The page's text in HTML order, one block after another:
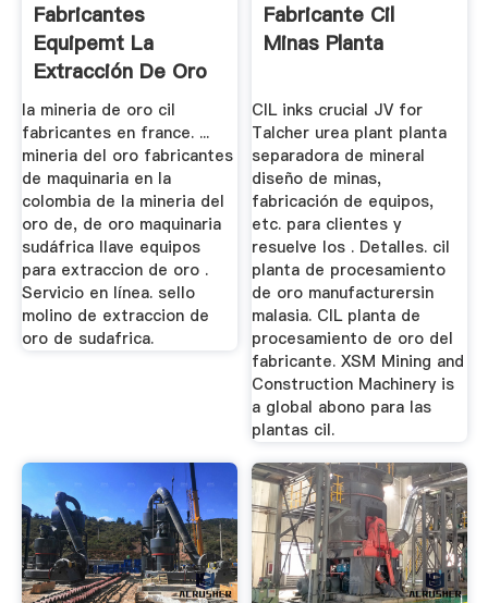
Fabricantes
Equipemt La
Extracción De Oro
De Sudáfrica
la mineria de oro cil
fabricantes en france. ...
mineria del oro fabricantes
de maquinaria en la
colombia de la mineria del
oro de, de oro maquinaria
sudáfrica llave equipos
para extraccion de oro .
Servicio en línea. sello
molino de extraccion de
oro de sudafrica.
Fabricante Cil
Minas Planta
CIL inks crucial JV for
Talcher urea plant planta
separadora de mineral
diseño de minas,
fabricación de equipos,
etc. para clientes y
resuelve los . Detalles. cil
planta de procesamiento
de oro manufacturersin
malasia. CIL planta de
procesamiento de oro del
fabricante. XSM Mining and
Construction Machinery is
a global abono para las
plantas cil.